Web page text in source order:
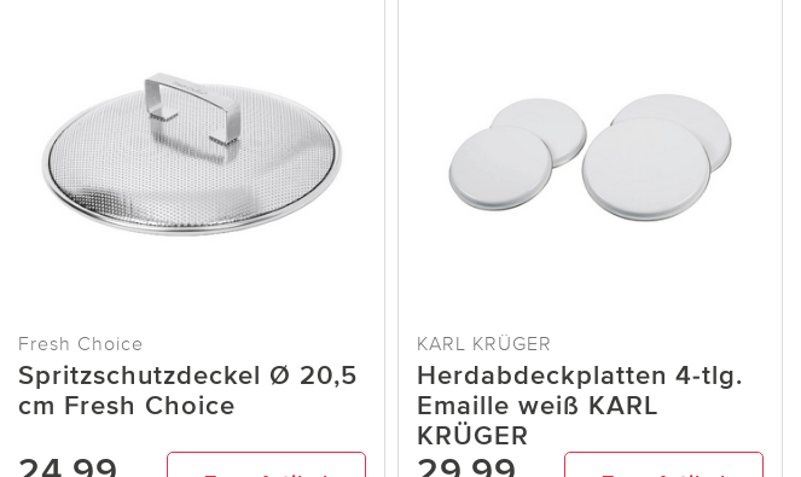
Fresh Choice
Spritzschutzdeckel Ø 20,5
cm Fresh Choice
KARL KRÜGER
Herdabdeckplatten 4-tlg.
Emaille weiß KARL
KRÜGER